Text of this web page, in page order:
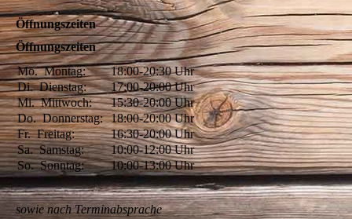
Öffnungszeiten
Öffnungszeiten
Mo.Montag: 18:00-20:30Uhr
Di.Dienstag: 17:00-20:00Uhr
Mi.Mittwoch: 15:30-20:00Uhr
Do.Donnerstag:18:00-20:00Uhr
Fr.Freitag: 16:30-20:00Uhr
Sa.Samstag: 10:00-12:00Uhr
So.Sonntag: 10:00-13:00Uhr
sowie nach Terminabsprache